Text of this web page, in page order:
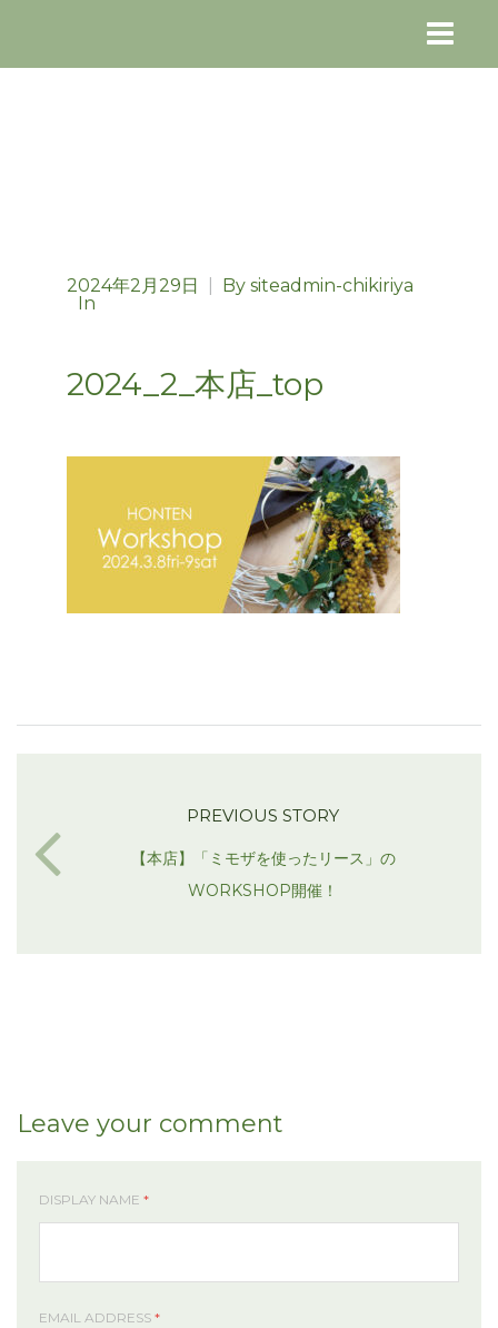
2024年2月29日 By siteadmin-chikiriya
In
2024_2_本店_top
PREVIOUS STORY
【本店】「ミモザを使ったリース」の
WORKSHOP開催！
Leave your comment
DISPLAY NAME *
EMAIL ADDRESS *